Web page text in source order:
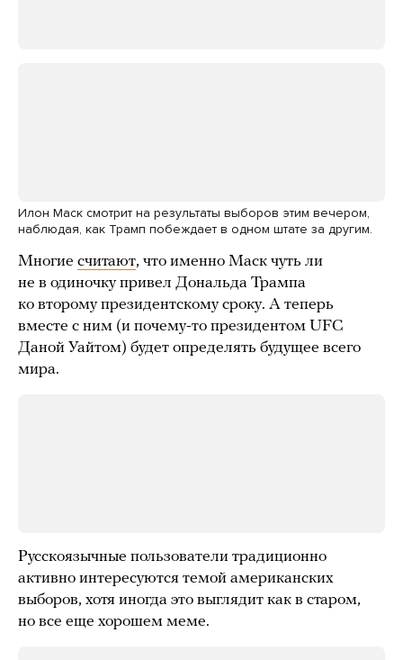
Илон Маск смотрит на результаты выборов этим вечером,
наблюдая, как Трамп побеждает в одном штате за другим.
Многие считают, что именно Маск чуть ли
не в одиночку привел Дональда Трампа
ко второму президентскому сроку. А теперь
вместе с ним (и почему-то президентом UFC
Даной Уайтом) будет определять будущее всего
мира.
Русскоязычные пользователи традиционно
активно интересуются темой американских
выборов, хотя иногда это выглядит как в старом,
но все еще хорошем меме.